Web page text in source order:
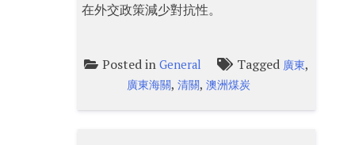
在外交政策減少對抗性。
Posted inGeneral Tagged 廣東,
廣東海關,清關,澳洲煤炭